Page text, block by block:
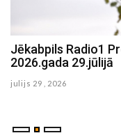
Jēkabpils Radio1
2026.gada 29.jūlijā
julijs 29 , 2026